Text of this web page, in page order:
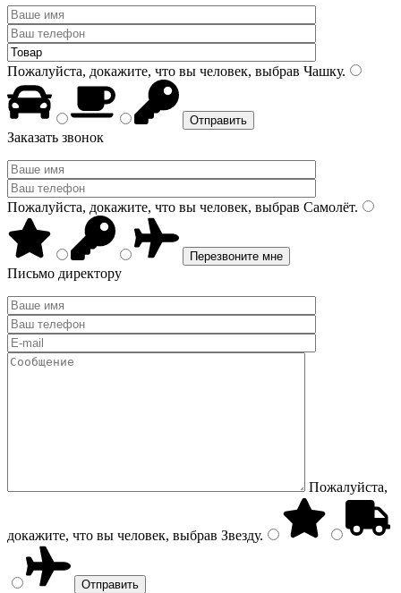
Пожалуйста, докажите, что вы человек, выбрав Чашку.
Заказать звонок
Пожалуйста, докажите, что вы человек, выбрав Самолёт.
Письмо директору
Пожалуйста,
докажите, что вы человек, выбрав Звезду.